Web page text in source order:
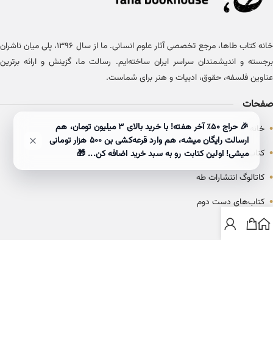
خانه کتاب طاها، مرجع تخصصی آثار علوم انسانی. ما از سال ۱۳۹۶، پلی میان ناشران
برجسته و اندیشمندان سراسر ایران ساخته‌ایم. رسالت ما، گزینش و ارائه برترین
عناوین فلسفه، حقوق، ادبیات و هنر برای شماست.
صفحات
• خانه
• کتاب‌ها
• کاتالوگ انتشارات طه
• کتاب‌های دست دوم
• بلاگ
🎉 حراج ۵۰٪ آخر هفته! با خرید بالای 3 میلیون تومان، هم
ارسالت رایگان میشه، هم وارد قرعه‌کشی بن ۵۰۰ هزار تومانی
میشی! اولین کتابت رو به سبد خرید اضافه کن... 🎁